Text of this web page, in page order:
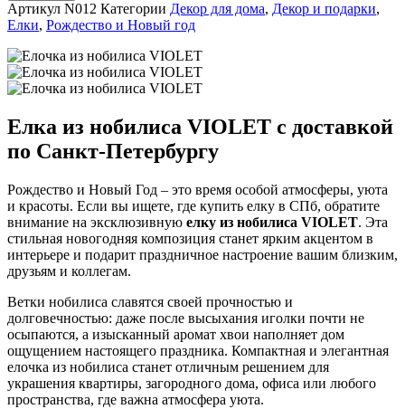
Артикул N012 Категории Декор для дома, Декор и подарки,
Елки, Рождество и Новый год
Елка из нобилиса VIOLET с доставкой
по Санкт-Петербургу
Рождество и Новый Год – это время особой атмосферы, уюта
и красоты. Если вы ищете, где купить елку в СПб, обратите
внимание на эксклюзивную елку из нобилиса VIOLET. Эта
стильная новогодняя композиция станет ярким акцентом в
интерьере и подарит праздничное настроение вашим близким,
друзьям и коллегам.
Ветки нобилиса славятся своей прочностью и
долговечностью: даже после высыхания иголки почти не
осыпаются, а изысканный аромат хвои наполняет дом
ощущением настоящего праздника. Компактная и элегантная
елочка из нобилиса станет отличным решением для
украшения квартиры, загородного дома, офиса или любого
пространства, где важна атмосфера уюта.